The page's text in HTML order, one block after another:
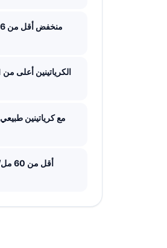
BUN منخفض أقل من 6-7 ملغ/دل
نسبة BUN/الكرياتينين أعلى من 20:1
ارتفاع BUN مع كرياتينين طبيعي
يشير eGFR أقل من 60 مل/دقيقة/1.73 م²